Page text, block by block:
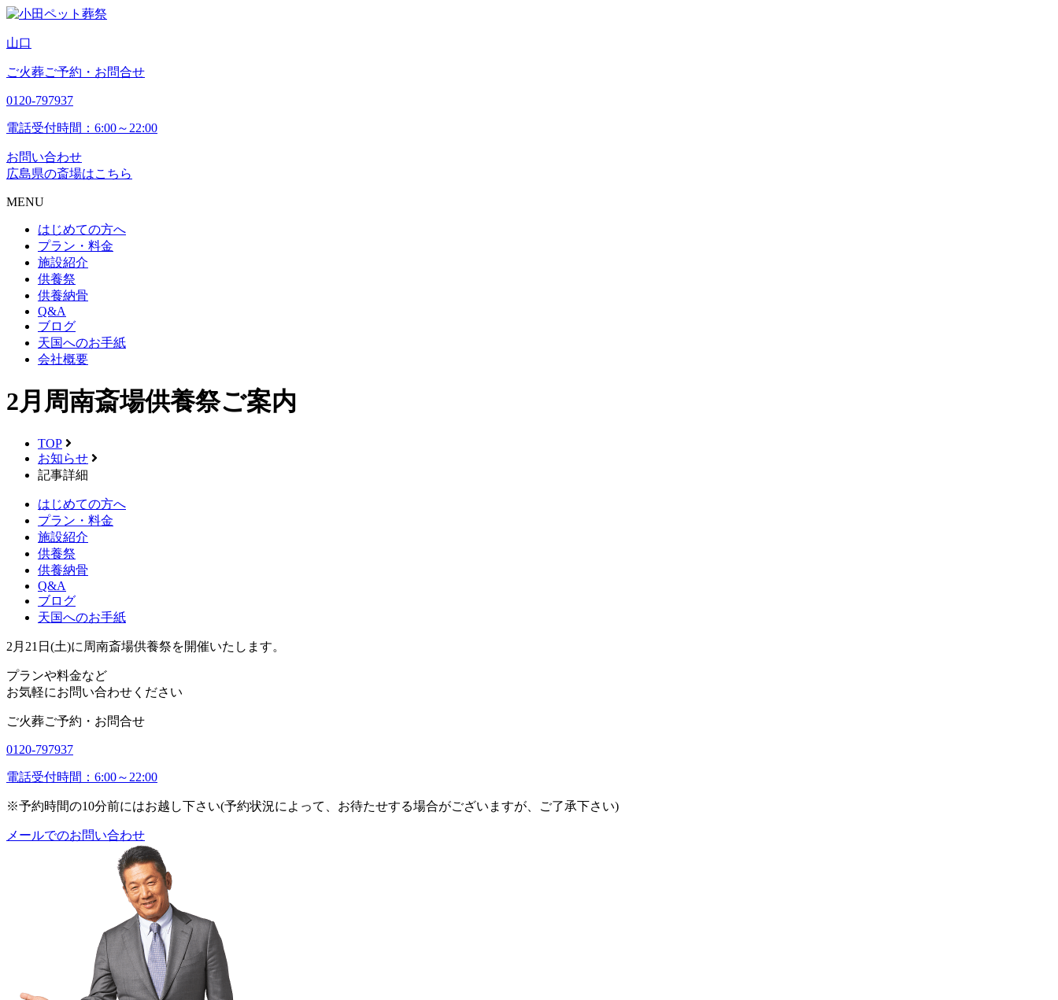
山口
ご火葬ご予約・お問合せ
0120-797937
電話受付時間：6:00～22:00
お問い合わせ
広島県の斎場はこちら
MENU
はじめての方へ
プラン・料金
施設紹介
供養祭
供養納骨
Q&A
ブログ
天国へのお手紙
会社概要
2月周南斎場供養祭ご案内
TOP
お知らせ
記事詳細
はじめての方へ
プラン・料金
施設紹介
供養祭
供養納骨
Q&A
ブログ
天国へのお手紙
2月21日(土)に周南斎場供養祭を開催いたします。
プランや料金など
お気軽にお問い合わせください
ご火葬ご予約・お問合せ
0120-797937
電話受付時間：6:00～22:00
※予約時間の10分前にはお越し下さい(予約状況によって、お待たせする場合がございますが、ご了承下さい)
メールでのお問い合わせ